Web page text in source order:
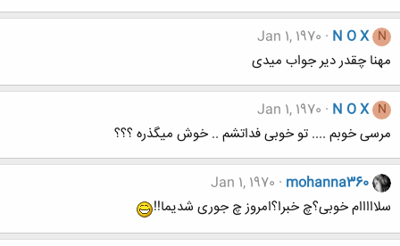
N
N O X
Jan 1, 1970
مهنا چقدر دیر جواب میدی
N
N O X
Jan 1, 1970
مرسی خوبم .... تو خوبی فداتشم .. خوش میگذره ؟؟؟
mohanna360
Jan 1, 1970
سلااااام خوبی؟چ خبرا؟امروز چ جوری شدیما!!